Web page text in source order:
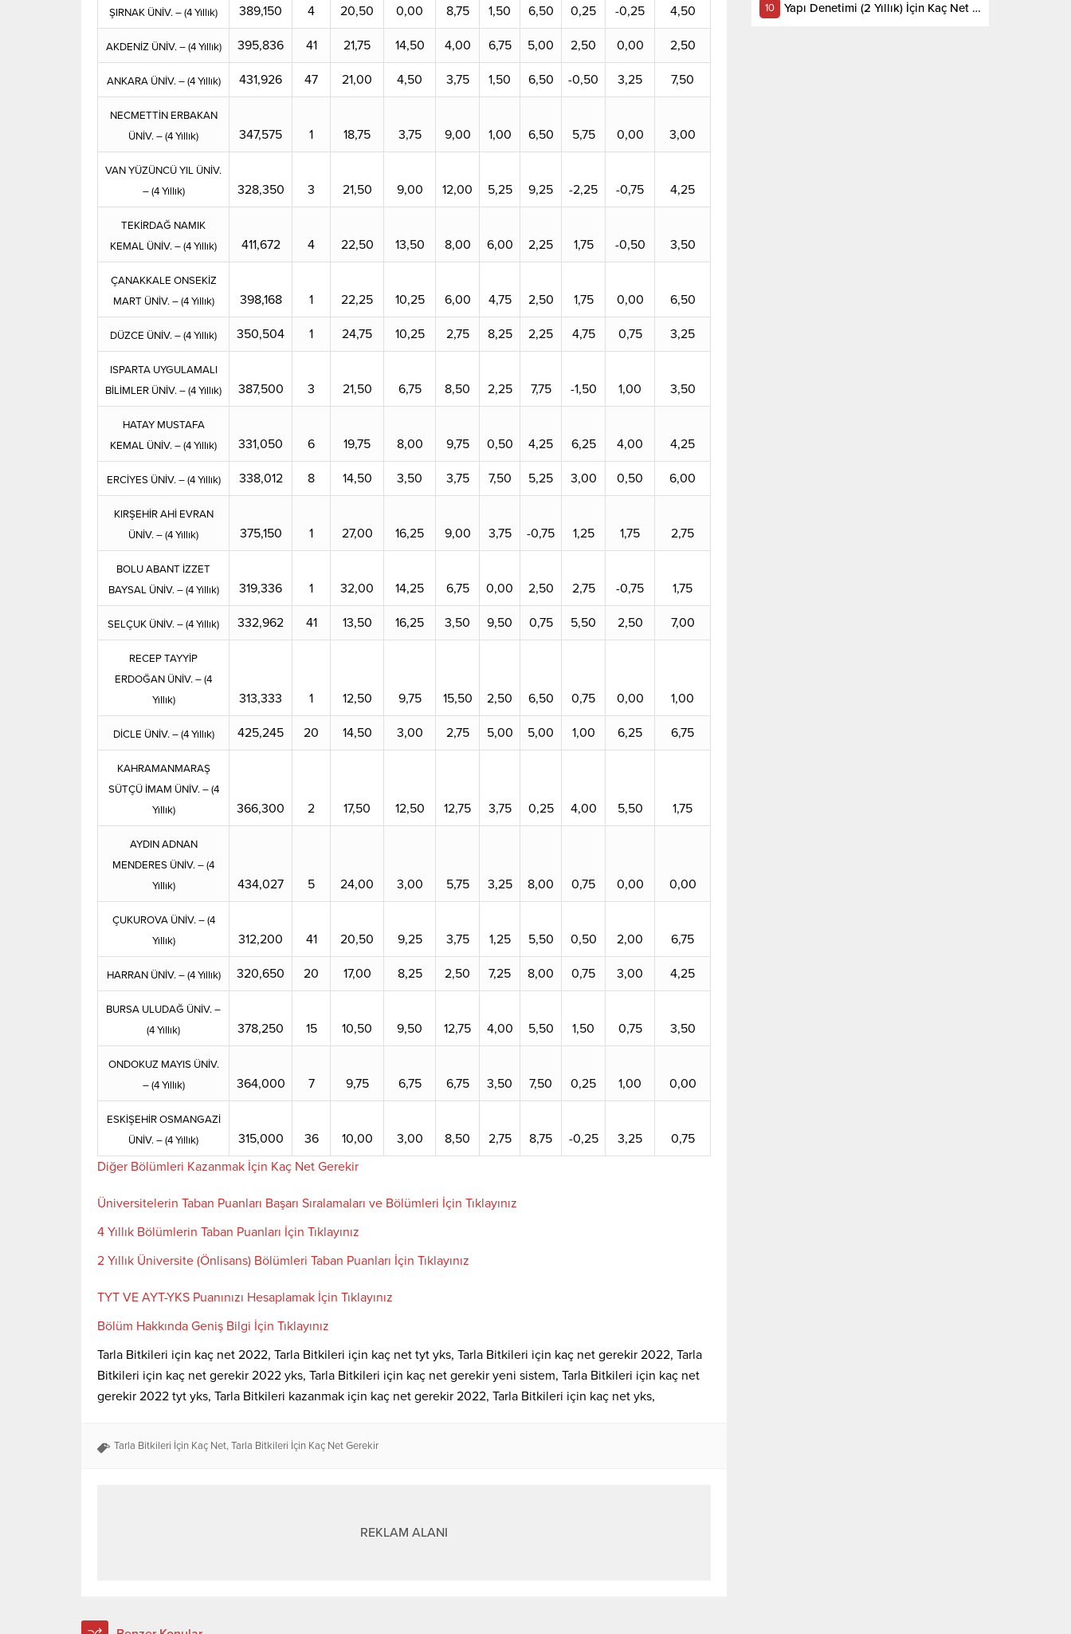
ŞIRNAK ÜNİV. – (4 Yıllık) 389,150 4 20,50 0,00 8,75 1,50 6,50 0,25 -0,25 4,50
AKDENİZ ÜNİV. – (4 Yıllık) 395,836 41 21,75 14,50 4,00 6,75 5,00 2,50 0,00 2,50
ANKARA ÜNİV. – (4 Yıllık) 431,926 47 21,00 4,50 3,75 1,50 6,50 -0,50 3,25 7,50
NECMETTİN ERBAKAN
ÜNİV. – (4 Yıllık)
347,575 1 18,75 3,75 9,00 1,00 6,50 5,75 0,00 3,00
VAN YÜZÜNCÜ YIL ÜNİV.
– (4 Yıllık)
328,350 3 21,50 9,00 12,00 5,25 9,25 -2,25 -0,75 4,25
TEKİRDAĞ NAMIK
KEMAL ÜNİV. – (4 Yıllık)
411,672 4 22,50 13,50 8,00 6,00 2,25 1,75 -0,50 3,50
ÇANAKKALE ONSEKİZ
MART ÜNİV. – (4 Yıllık)
398,168 1 22,25 10,25 6,00 4,75 2,50 1,75 0,00 6,50
DÜZCE ÜNİV. – (4 Yıllık) 350,504 1 24,75 10,25 2,75 8,25 2,25 4,75 0,75 3,25
ISPARTA UYGULAMALI
BİLİMLER ÜNİV. – (4 Yıllık)
387,500 3 21,50 6,75 8,50 2,25 7,75 -1,50 1,00 3,50
HATAY MUSTAFA
KEMAL ÜNİV. – (4 Yıllık)
331,050 6 19,75 8,00 9,75 0,50 4,25 6,25 4,00 4,25
ERCİYES ÜNİV. – (4 Yıllık) 338,012 8 14,50 3,50 3,75 7,50 5,25 3,00 0,50 6,00
KIRŞEHİR AHİ EVRAN
ÜNİV. – (4 Yıllık)
375,150 1 27,00 16,25 9,00 3,75 -0,75 1,25 1,75 2,75
BOLU ABANT İZZET
BAYSAL ÜNİV. – (4 Yıllık)
319,336 1 32,00 14,25 6,75 0,00 2,50 2,75 -0,75 1,75
SELÇUK ÜNİV. – (4 Yıllık) 332,962 41 13,50 16,25 3,50 9,50 0,75 5,50 2,50 7,00
RECEP TAYYİP
ERDOĞAN ÜNİV. – (4
Yıllık)
313,333 1 12,50 9,75 15,50 2,50 6,50 0,75 0,00 1,00
DİCLE ÜNİV. – (4 Yıllık) 425,245 20 14,50 3,00 2,75 5,00 5,00 1,00 6,25 6,75
KAHRAMANMARAŞ
SÜTÇÜ İMAM ÜNİV. – (4
Yıllık)
366,300 2 17,50 12,50 12,75 3,75 0,25 4,00 5,50 1,75
AYDIN ADNAN
MENDERES ÜNİV. – (4
Yıllık)
434,027 5 24,00 3,00 5,75 3,25 8,00 0,75 0,00 0,00
ÇUKUROVA ÜNİV. – (4
Yıllık)
312,200 41 20,50 9,25 3,75 1,25 5,50 0,50 2,00 6,75
HARRAN ÜNİV. – (4 Yıllık) 320,650 20 17,00 8,25 2,50 7,25 8,00 0,75 3,00 4,25
BURSA ULUDAĞ ÜNİV. –
(4 Yıllık)
378,250 15 10,50 9,50 12,75 4,00 5,50 1,50 0,75 3,50
ONDOKUZ MAYIS ÜNİV.
– (4 Yıllık)
364,000 7 9,75 6,75 6,75 3,50 7,50 0,25 1,00 0,00
ESKİŞEHİR OSMANGAZİ
ÜNİV. – (4 Yıllık)
315,000 36 10,00 3,00 8,50 2,75 8,75 -0,25 3,25
0,75
Diğer Bölümleri Kazanmak İçin Kaç Net Gerekir
Üniversitelerin Taban Puanları Başarı Sıralamaları ve Bölümleri İçin Tıklayınız
4 Yıllık Bölümlerin Taban Puanları İçin Tıklayınız
2 Yıllık Üniversite (Önlisans) Bölümleri Taban Puanları İçin Tıklayınız
TYT VE AYT-YKS Puanınızı Hesaplamak İçin Tıklayınız
Bölüm Hakkında Geniş Bilgi İçin Tıklayınız
Tarla Bitkileri için kaç net 2022, Tarla Bitkileri için kaç net tyt yks, Tarla Bitkileri için kaç net gerekir 2022, Tarla
Bitkileri için kaç net gerekir 2022 yks, Tarla Bitkileri için kaç net gerekir yeni sistem, Tarla Bitkileri için kaç net
gerekir 2022 tyt yks, Tarla Bitkileri kazanmak için kaç net gerekir 2022, Tarla Bitkileri için kaç net yks,
Tarla Bitkileri İçin Kaç Net,Tarla Bitkileri İçin Kaç Net Gerekir
REKLAM ALANI
Yapı Denetimi (2 Yıllık) İçin Kaç Net Gerekir 2022